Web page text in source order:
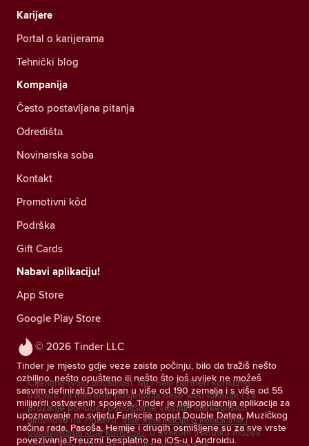
© 2026 Tinder LLC
Tinder je mjesto gdje veze zaista počinju, bilo da tražiš nešto
ozbiljno, nešto opušteno ili nešto što još uvijek ne možeš
sasvim definirati.Dostupan u više od 190 zemalja i s više od 55
milijardi ostvarenih spojeva, Tinder je najpopularnija aplikacija za
upoznavanje na svijetu.Funkcije poput Double Datea, Muzičkog
načina rada, Pasoša, Hemije i drugih osmišljene su za sve vrste
povezivanja.Preuzmi besplatno na iOS-u i Androidu.
Karijere
Portal o karijerama
Tehnički blog
Kompanija
Često postavljana pitanja
Odredištа
Novinarska soba
Kontakt
Promotivni kôd
Podrška
Gift Cards
Nabavi aplikaciju!
App Store
Google Play Store
Cijenimo tvoju privatnost. Mi i naši partneri koristimo
tragače za mjerenje posjetitelja naše web lokacije i za
pružanje ponuda i poboljšanje vlastitih marketinških
aktivnosti na Tinderu. Više informacija o kolačićima i
dobavljačima koje koristimo. U svakom trenutku možeš